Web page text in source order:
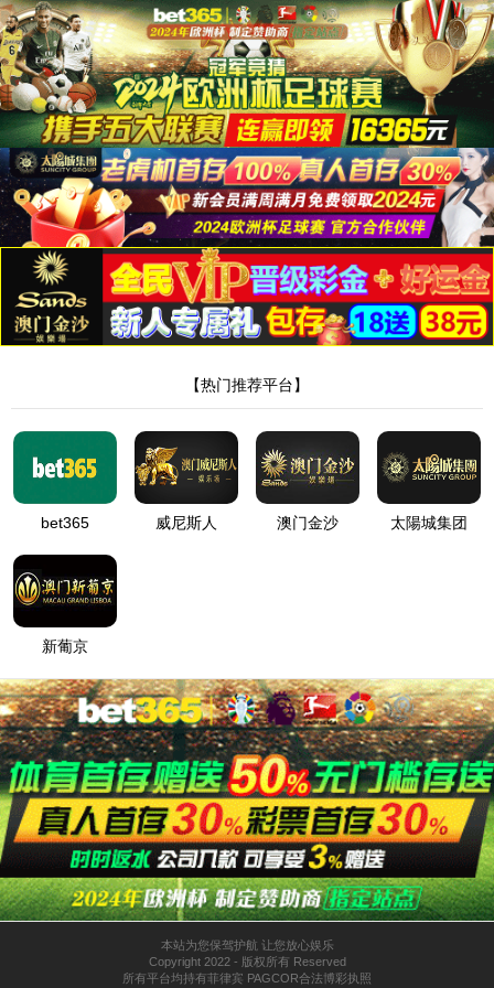
404，您请求的
文件不存在!